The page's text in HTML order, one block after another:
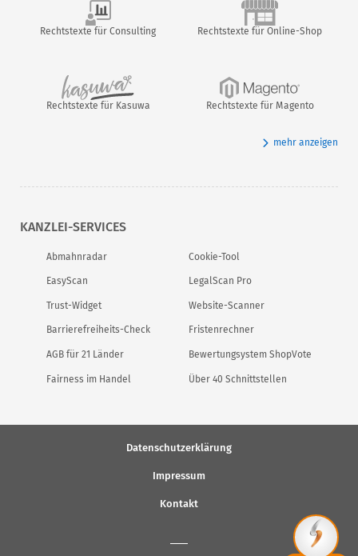
Rechtstexte für Consulting Rechtstexte für Online-Shop
Rechtstexte für Kasuwa Rechtstexte für Magento
mehr anzeigen
KANZLEI-SERVICES
Abmahnradar Cookie-Tool
EasyScan LegalScan Pro
Trust-Widget Website-Scanner
Barrierefreiheits-Check Fristenrechner
AGB für 21 Länder Bewertungsystem ShopVote
Fairness im Handel Über 40 Schnittstellen
Datenschutzerklärung
Impressum
Kontakt